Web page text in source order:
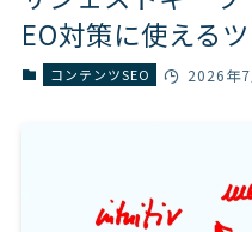
EO対策に使える
コンテンツSEO 2026年